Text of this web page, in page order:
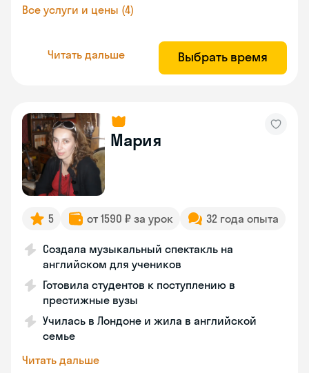
Все услуги и цены (4)
Читать дальше Выбрать время
Мария
5 от 1590 ₽ за урок 32 года опыта
Создала музыкальный спектакль на
английском для учеников
Готовила студентов к поступлению в
престижные вузы
Училась в Лондоне и жила в английской
семье
Читать дальше